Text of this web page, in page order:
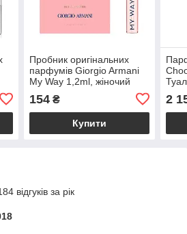
Пробник оригінальних
парфумів Giorgio Armani
My Way 1,2ml, жіночий
аромат
154₴
Купити
2
відгуків за рік